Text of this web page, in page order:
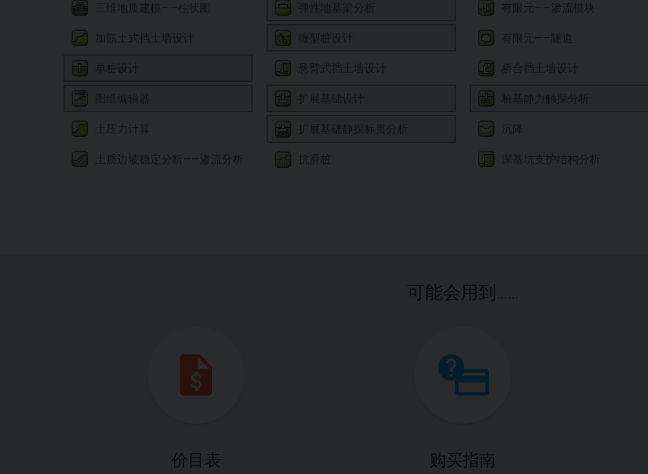
三维地质建模——柱状图
加筋土式挡土墙设计
土压力计算
土质边坡稳定分析——渗流分析
悬臂式挡土墙设计
抗滑桩
有限元——渗流模块
有限元——隧道
桥台挡土墙设计
沉降
深基坑支护结构分析
可能会用到……
价目表 购买指南